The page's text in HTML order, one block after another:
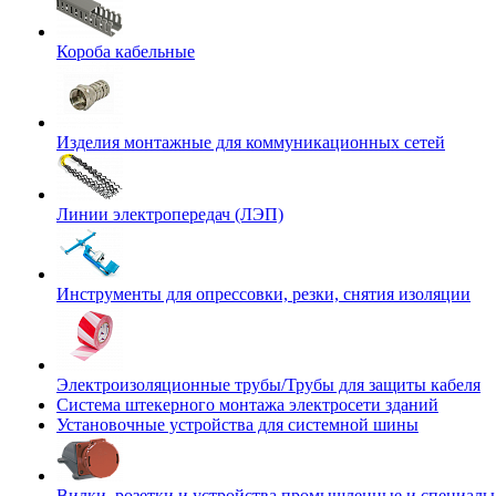
Короба кабельные
Изделия монтажные для коммуникационных сетей
Линии электропередач (ЛЭП)
Инструменты для опрессовки, резки, снятия изоляции
Электроизоляционные трубы/Трубы для защиты кабеля
Система штекерного монтажа электросети зданий
Установочные устройства для системной шины